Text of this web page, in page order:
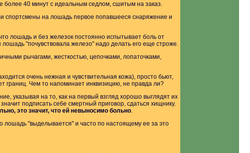
более 40 минут с идеальным седлом, сшитым на заказ.
спортсмены на лошадь первое попавшееся снаряжение и
лошадь и без железок постоянно испытывает боль от
"почувствовала железо" надо делать его еще строже.
рычагами, жесткостью, цепочками, лопаточками,
очень нежная и чувствительная кожа), просто бьют,
границ. Чем то напоминает инквизицию, не правда ли?
указывая на то, как на первый взгляд хорошо выглядят их
подписать себе смертный приговор, сдаться хищнику.
это значит, что ей невыносимо больно.
лошадь "выделывается" и часто по настоящему ее за это